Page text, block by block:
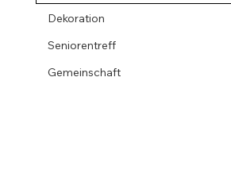
Dekoration
Seniorentreff
Gemeinschaft